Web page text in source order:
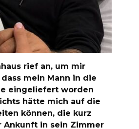
rief an, um mir
mein Mann in die
eingeliefert worden
hätte mich auf die
können, die kurz
Ankunft in sein Zimmer